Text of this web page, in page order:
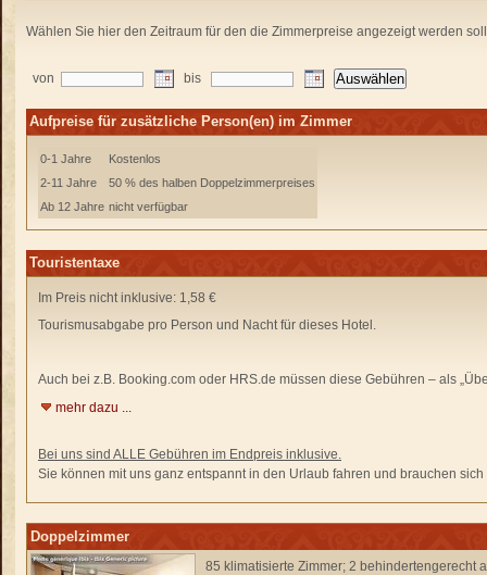
Wählen Sie hier den Zeitraum für den die Zimmerpreise angezeigt werden
von bis
Aufpreise für zusätzliche Person(en) im Zimmer
0-1 Jahre
Kostenlos
2-11 Jahre
50 % des halben Doppelzimmerpreises
Ab 12 Jahre nicht verfügbar
Touristentaxe
Im Preis nicht inklusive: 1,58 €
Tourismusabgabe pro Person und Nacht für dieses Hotel.
Auch bei z.B. Booking.com oder HRS.de müssen diese Gebühren – als
mehr dazu ...
Bei uns sind ALLE Gebühren im Endpreis inklusive.
Sie können mit uns ganz entspannt in den Urlaub fahren und brauchen
Doppelzimmer
85 klimatisierte Zimmer; 2 behindertengerecht